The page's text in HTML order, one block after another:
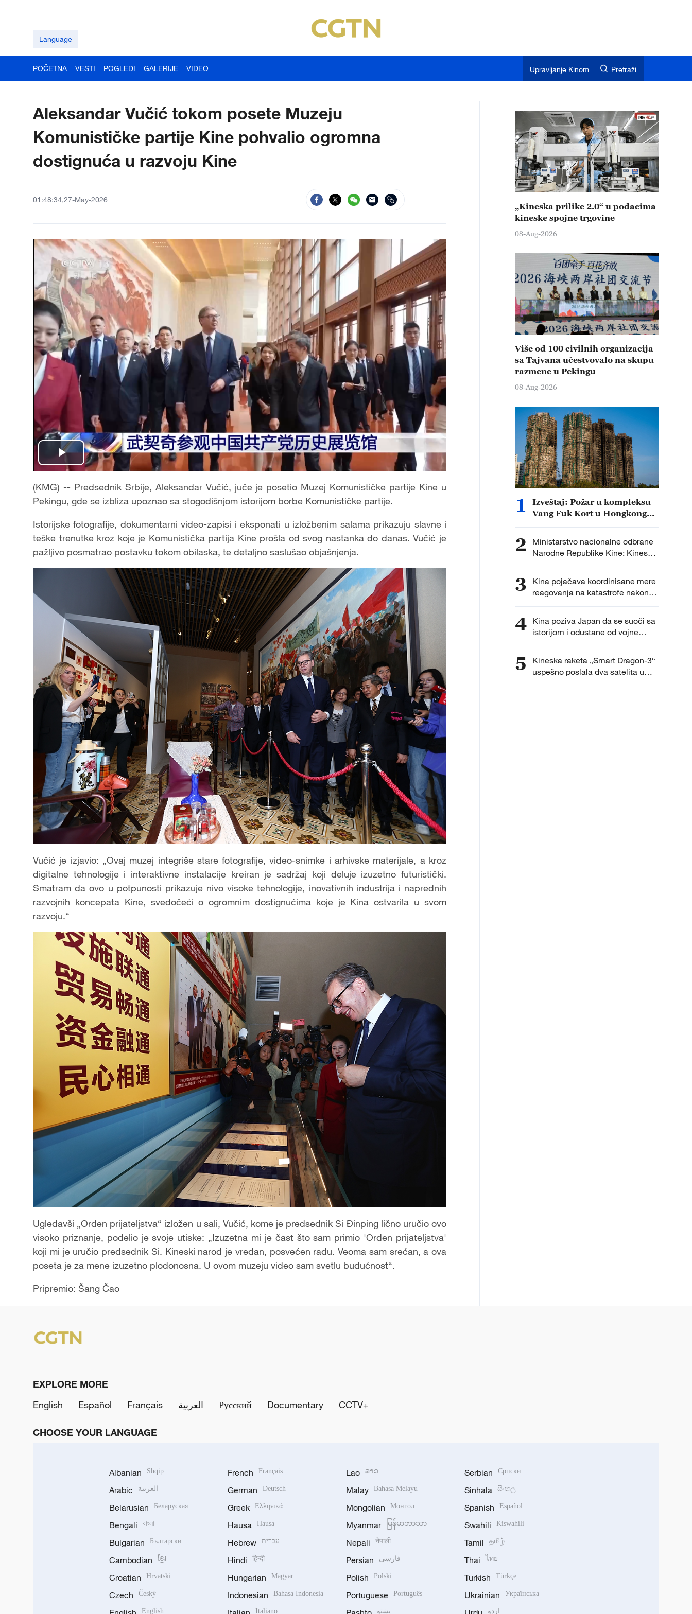
Language
POČETNA VESTI POGLEDI GALERIJE VIDEO Upravljanje Kinom Pretraži
Aleksandar Vučić tokom posete Muzeju
Komunističke partije Kine pohvalio ogromna
dostignuća u razvoju Kine
01:48:34,27-May-2026
Play
Video
(KMG) -- Predsednik Srbije, Aleksandar Vučić, juče je posetio Muzej Komunističke partije Kine u
Pekingu, gde se izbliza upoznao sa stogodišnjom istorijom borbe Komunističke partije.
Istorijske fotografije, dokumentarni video-zapisi i eksponati u izložbenim salama prikazuju slavne i
teške trenutke kroz koje je Komunistička partija Kine prošla od svog nastanka do danas. Vučić je
pažljivo posmatrao postavku tokom obilaska, te detaljno saslušao objašnjenja.
Vučić je izjavio: „Ovaj muzej integriše stare fotografije, video-snimke i arhivske materijale, a kroz
digitalne tehnologije i interaktivne instalacije kreiran je sadržaj koji deluje izuzetno futuristički.
Smatram da ovo u potpunosti prikazuje nivo visoke tehnologije, inovativnih industrija i naprednih
razvojnih koncepata Kine, svedočeći o ogromnim dostignućima koje je Kina ostvarila u svom
razvoju.“
Ugledavši „Orden prijateljstva“ izložen u sali, Vučić, kome je predsednik Si Đinping lično uručio ovo
visoko priznanje, podelio je svoje utiske: „Izuzetna mi je čast što sam primio 'Orden prijateljstva'
koji mi je uručio predsednik Si. Kineski narod je vredan, posvećen radu. Veoma sam srećan, a ova
poseta je za mene izuzetno plodonosna. U ovom muzeju video sam svetlu budućnost“.
Pripremio: Šang Čao
„Kineska prilike 2.0“ u podacima
kineske spojne trgovine
08-Aug-2026
Više od 100 civilnih organizacija
sa Tajvana učestvovalo na skupu
razmene u Pekingu
08-Aug-2026
1
Izveštaj: Požar u kompleksu
Vang Fuk Kort u Hongkongu
2
Ministarstvo nacionalne odbrane
Narodne Republike Kine: Kineska
vojska će preduzeti čvrste
provokativnih pokušaja izazivanja
nemira
3
Kina pojačava koordinisane mere
reagovanja na katastrofe nakon
što je tajfun Delfin ušao u 48-
4 Kina poziva Japan da se suoči sa
istorijom i odustane od vojne
ekspanzije
5
Kineska raketa „Smart Dragon-3“
uspešno poslala dva satelita u
EXPLORE MORE
English
Español Français العربية Русский Documentary CCTV+
CHOOSE YOUR LANGUAGE
Albanian Shqip
Arabic العربية
Belarusian Беларуская
Bengali বাংলা
Bulgarian Български
Cambodian ខ្មែរ
Croatian Hrvatski
Czech Český
English
French Français
German Deutsch
Greek Ελληνικά
Hausa Hausa
Hebrew עברית
Hindi हिन्दी
Hungarian Magyar
Indonesian Bahasa Indonesia
Italiano
Lao ລາວ
Malay Bahasa Melayu
Mongolian Монгол
Myanmar မြန်မာဘာသာ
Nepali नेपाली
Persian فارسی
Polish Polski
Portuguese Português
پښتو
Serbian Српски
Sinhala සිංහල
Spanish Español
Swahili Kiswahili
Tamil தமிழ்
Thai ไทย
Turkish Türkçe
Ukrainian Українська
اردو